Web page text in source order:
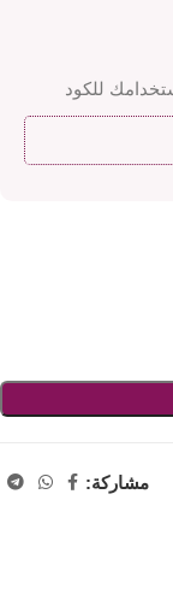
مشاركة: